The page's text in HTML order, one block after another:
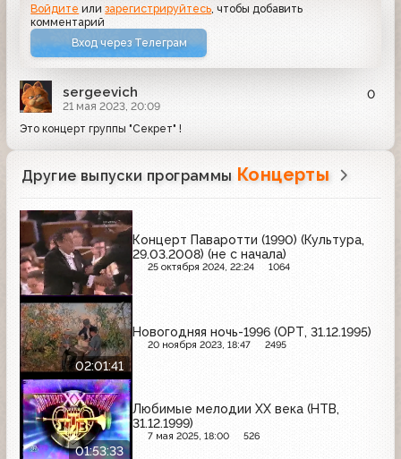
Войдите илизарегистрируйтесь , чтобы добавить
комментарий
Вход через Телеграм
sergeevich
21 мая 2023, 20:09
0
Это концерт группы "Секрет" !
Другие выпуски программы Концерты
Концерт Паваротти (1990) (Культура,
29.03.2008) (не с начала)
25 октября 2024, 22:24 1064
02:01:41
Новогодняя ночь-1996 (ОРТ, 31.12.1995)
20 ноября 2023, 18:47 2495
01:53:33
Любимые мелодии XX века (НТВ,
31.12.1999)
7 мая 2025, 18:00 526